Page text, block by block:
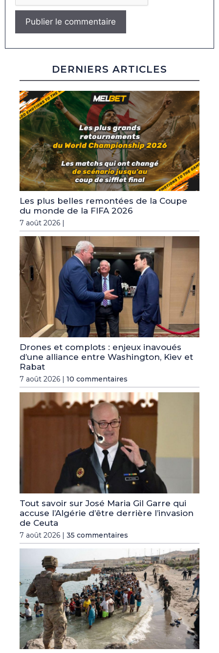
DERNIERS ARTICLES
Les plus belles remontées de la Coupe
du monde de la FIFA 2026
7 août 2026 |
Drones et complots : enjeux inavoués
d’une alliance entre Washington, Kiev et
Rabat
7 août 2026 | 10 commentaires
Tout savoir sur José Maria Gil Garre qui
accuse l’Algérie d’être derrière l’invasion
de Ceuta
7 août 2026 | 35 commentaires